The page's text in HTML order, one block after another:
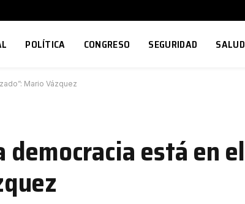
POLÍTICA CONGRESO SEGURIDAD SALUD
Mario Vázquez
democracia está en el